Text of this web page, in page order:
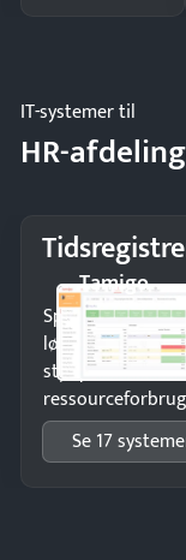
IT-systemer til
HR-
Tamigo
Spar tid på
lønberegning
styr på
Se 17